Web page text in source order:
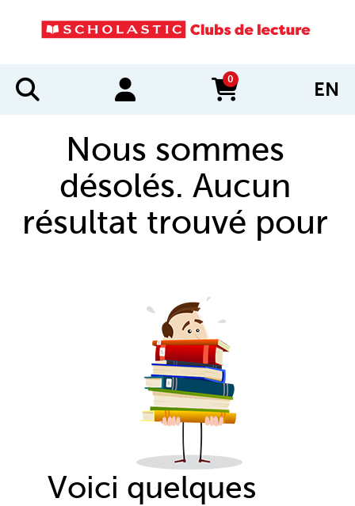
0
items in cart EN
Nous sommes
désolés. Aucun
résultat trouvé pour
Voici quelques